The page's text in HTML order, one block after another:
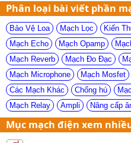
Phân loại bài viết phần
Bảo Vệ Loa Mạch Lọc
Kiến
Mạch Echo
Mạch Opamp
Mạch Reverb
Mạch Đo Đạc
Mạch Microphone
Mạch Mosfet
Các Mạch Khác
Chống hú
Mạch Relay
Ampli Nâng cấp
Mục mạch điện xem